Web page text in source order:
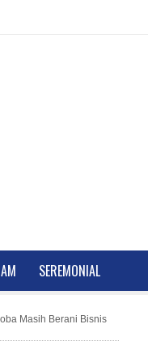
SEREMONIAL
Masih Berani Bisnis